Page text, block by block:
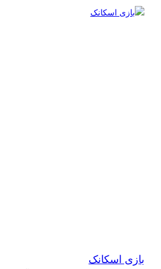
بازی اسکانک